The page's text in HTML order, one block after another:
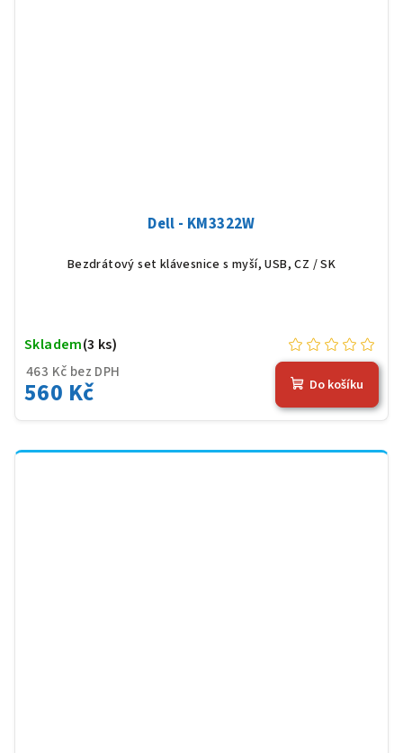
Dell - KM3322W
Bezdrátový set klávesnice s myší, USB, CZ / SK
463 Kč bez DPH
560 Kč
Skladem(3 ks)
Do košíku